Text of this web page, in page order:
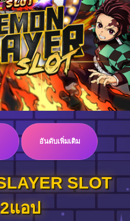
อันดับเพิ่มเติม
SLOT
2แอป